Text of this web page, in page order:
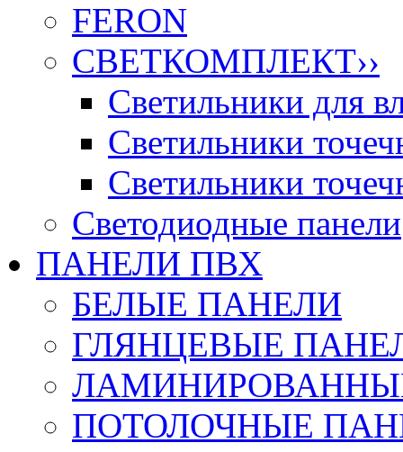
FERON
СВЕТКОМПЛЕКТ››
Светильники для
Светильники
Светильники
Светодиодные панели
ПАНЕЛИ ПВХ
БЕЛЫЕ ПАНЕЛИ
ГЛЯНЦЕВЫЕ
ПОТОЛОЧНЫЕ